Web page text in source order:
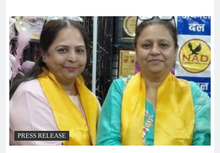
PRESS RELEASE